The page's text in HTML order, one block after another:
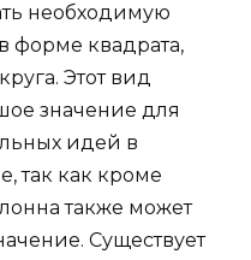
необходимую
форме квадрата,
Этот вид
значение для
идей в
так как кроме
также может
Существует